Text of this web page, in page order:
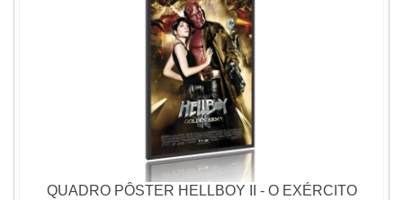
QUADRO PÔSTER HELLBOY II - O EXÉRCITO